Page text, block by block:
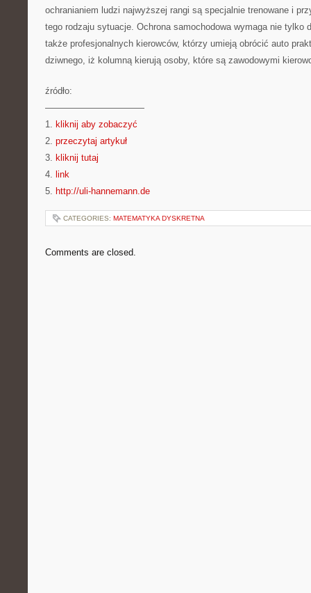
ochranianiem ludzi najwyższej rangi są specjalnie trenowane i
tego rodzaju sytuacje. Ochrona samochodowa wymaga nie tylko
także profesjonalnych kierowców, którzy umieją obrócić auto
dziwnego, iż kolumną kierują osoby, które są zawodowymi
źródło:
———————————
1. kliknij aby zobaczyć
2. przeczytaj artykuł
3. kliknij tutaj
4. link
5. http://uli-hannemann.de
CATEGORIES: MATEMATYKA DYSKRETNA
Comments are closed.